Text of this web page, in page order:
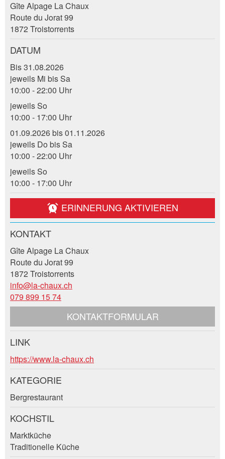
Allgemeines Feedback
Anzeige nicht mehr gültig
Nachricht
* Eingabe erforderlich
Zur Qualitätssicherung wird eine Kopie der E-Mail
an guidle übermittelt.
NACHRICHT SENDEN
* Eingabe erforderlich
ANZEIGE WEITEREMPFEHLEN
Schliessen
Gîte Alpage La Chaux
Route du Jorat 99
1872 Troistorrents
DATUM
Bis 31.08.2026
jeweils Mi bis Sa
10:00 - 22:00 Uhr
jeweils So
10:00 - 17:00 Uhr
01.09.2026 bis 01.11.2026
jeweils Do bis Sa
10:00 - 22:00 Uhr
jeweils So
10:00 - 17:00 Uhr
ERINNERUNG AKTIVIEREN
KONTAKT
Gîte Alpage La Chaux
Route du Jorat 99
1872 Troistorrents
info@la-chaux.ch
079 899 15 74
KONTAKTFORMULAR
Kontakt
Verfassen Sie eine Nachricht für die
Kontaktpersonen dieser Anzeige.
LINK
https://www.la-chaux.ch
KATEGORIE
Bergrestaurant
KOCHSTIL
Marktküche
Traditionelle Küche